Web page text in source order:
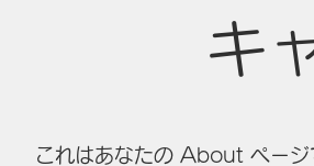
キ
これはあなたの About ページ